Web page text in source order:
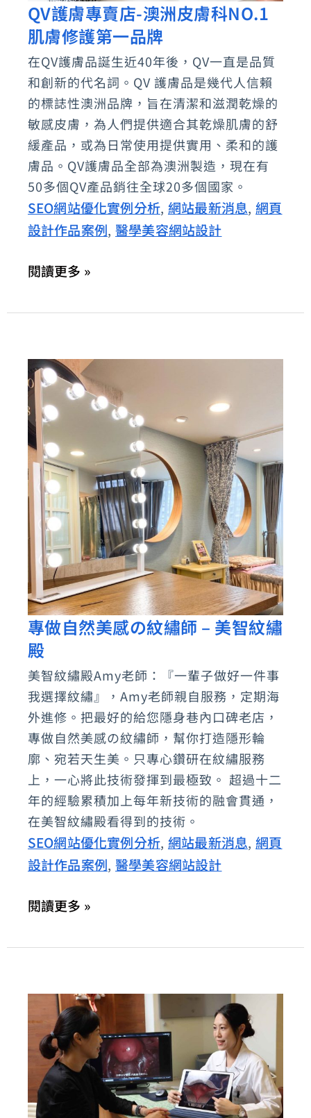
QV護膚專賣店-澳洲皮膚科NO.1
肌膚修護第一品牌
在QV護膚品誕生近40年後，QV一直是品質
和創新的代名詞。QV 護膚品是幾代人信賴
的標誌性澳洲品牌，旨在清潔和滋潤乾燥的
敏感皮膚，為人們提供適合其乾燥肌膚的舒
緩產品，或為日常使用提供實用、柔和的護
膚品。QV護膚品全部為澳洲製造，現在有
50多個QV產品銷往全球20多個國家。
SEO網站優化實例分析, 網站最新消息, 網頁
設計作品案例, 醫學美容網站設計
QV
護
膚
專
賣
店-
澳
洲
皮
膚
科
肌
第
一
品
牌
閱讀更多 »
專做自然美感の紋繡師 – 美智紋繡
殿
美智紋繡殿Amy老師：『一輩子做好一件事
我選擇紋繡』，Amy老師親自服務，定期海
外進修。把最好的給您隱身巷內口碑老店，
專做自然美感の紋繡師，幫你打造隱形輪
廓、宛若天生美。只專心鑽研在紋繡服務
上，一心將此技術發揮到最極致。 超過十二
年的經驗累積加上每年新技術的融會貫通，
在美智紋繡殿看得到的技術。
SEO網站優化實例分析, 網站最新消息, 網頁
設計作品案例, 醫學美容網站設計
專
做
自
然
美
感
の
紋
繡
師
–
美
紋
閱讀更多 »